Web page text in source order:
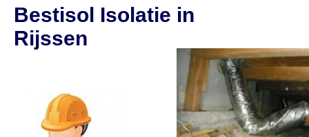
Bestisol Isolatie in
Rijssen